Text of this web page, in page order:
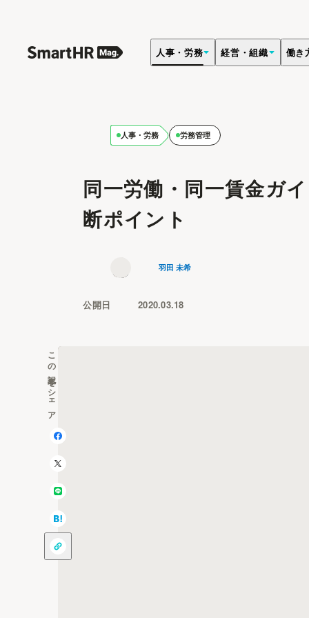
人事・労務 経営・組織 働き
人事・労務 労務管理
同一労働・同一賃金ガ
断ポイント
羽田 未希
公開日 2020.03.18
この記事をシェア